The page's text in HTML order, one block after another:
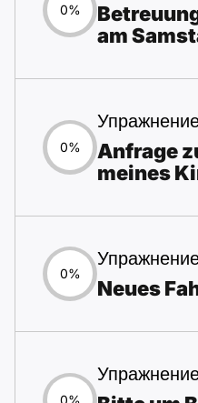
0%
am
0%
Anfrage
meines
0%
Neues